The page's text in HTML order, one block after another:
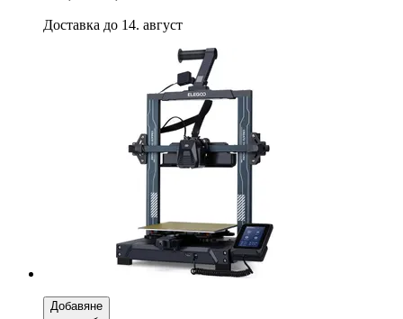
Доставка до 14. август
Добавяне